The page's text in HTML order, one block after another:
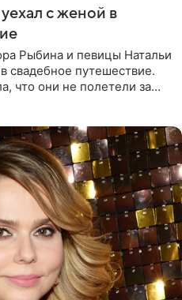
с женой в
Рыбина и певицы Натальи
свадебное путешествие.
что они не полетели за